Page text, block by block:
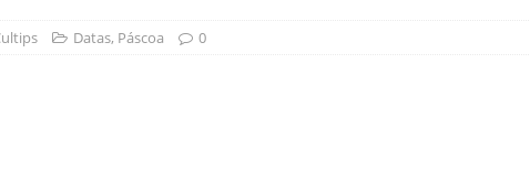
Datas, Páscoa 0